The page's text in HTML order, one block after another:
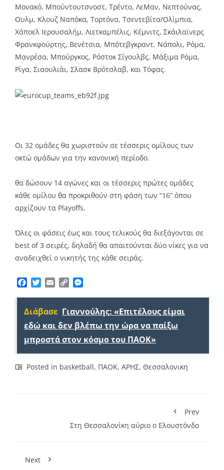
Μονακό, Μπούντουτσνοστ, Τρέντο, ΛεΜαν, Νεπτούνας,
Ουλμ, Κλουζ Ναπόκα, Τορτόνα, Τσεντεβίτα/Ολίμπια,
Χάποελ Ιερουσαλήμ, Λιετκαμπέλις, Κέμνιτς, Σκάιλαϊνερς
Φρανκφούρτης, Βενέτσια, Μπότεβγκραντ, Νάπολι, Ρόμα,
Μανρέσα, Μπούργκος, Ρόστοκ Σίγουλβς, Μάξιμα Ρόμα,
Ρίγα, Σιαουλιάι, Σλασκ Βρότσλαβ, και Τόφας.
Οι 32 ομάδες θα χωριστούν σε τέσσερις ομίλους των
οκτώ ομάδων για την κανονική περίοδο.
θα δώσουν 14 αγώνες και οι τέσσερις πρώτες ομάδες
κάθε ομίλου θα προκριθούν στη φάση των “16” όπου
αρχίζουν τα Playoffs.
Όλες οι φάσεις έως και τους τελικούς θα διεξάγονται σε
best of 3 σειρές, δηλαδή θα απαιτούνται δύο νίκες για να
αναδειχθεί ο νικητής της κάθε σειράς.
Facebook
TwitterEmailCopy
Διάβασε Γιαννούλης: «Επιτέλους είμαι
εδώ και δεν βλέπω την ώρα να παίξω
μπροστά στον κόσμο του ΠΑΟΚ»
Posted in basketball, ΠΑΟΚ, ΑΡΗΣ, Θεσσαλονικη
Prev
Στη Θεσσαλονίκη αύριο ο Ελουστόνδο
Next